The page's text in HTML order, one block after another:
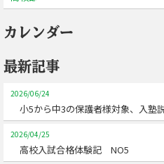
カレンダー
最新記事
2026/06/24
小5から中3の保護者様対象、入塾
2026/04/25
高校入試合格体験記 NO5